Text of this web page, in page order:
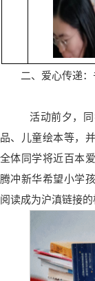
二、爱心传递
活动前夕，
品、儿童绘本等，
全体同学将近百本
腾冲新华希望小学
阅读成为沪滇链接的